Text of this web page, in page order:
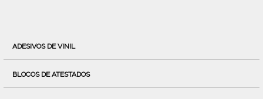
ADESIVOS DE VINIL
BLOCOS DE ATESTADOS